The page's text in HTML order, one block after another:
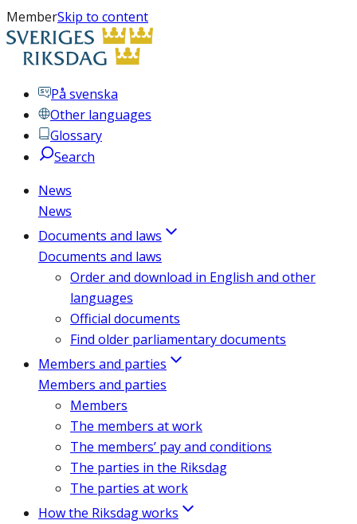
MemberSkip to content
På svenska
Other languages
Glossary
Search
News
News
Documents and laws
Documents and laws
Order and download in English and other
languages
Official documents
Find older parliamentary documents
Members and parties
Members and parties
Members
The members at work
The members’ pay and conditions
The parties in the Riksdag
The parties at work
How the Riksdag works